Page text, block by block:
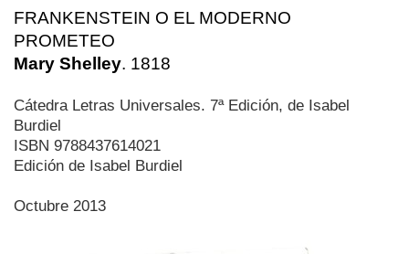
FRANKENSTEIN O EL MODERNO
PROMETEO
Mary Shelley. 1818
Cátedra Letras Universales. 7ª Edición, de Isabel
Burdiel
ISBN 9788437614021
Edición de Isabel Burdiel
Octubre 2013